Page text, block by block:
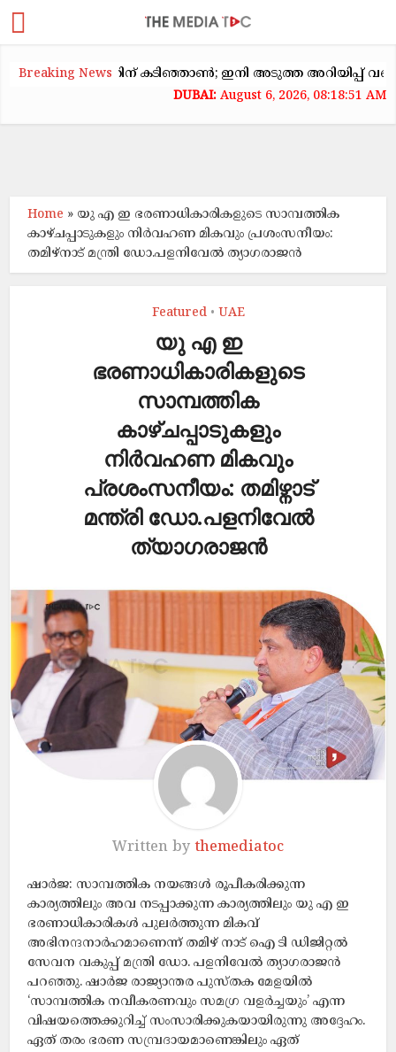
Breaking Newsകടിഞ്ഞാൺ; ഇനി അടുത്ത അറിയിപ്പ് വരെ
August 6, 2026, 08:18:51 AM
Home » യു എ ഇ ഭരണാധികാരികളുടെ സാമ്പത്തിക
കാഴ്ചപ്പാടുകളും നിർവഹണ മികവും പ്രശംസനീയം:
തമിഴ്നാട് മന്ത്രി ഡോ.പളനിവേൽ ത്യാഗരാജൻ
Featured • UAE
യു എ ഇ
ഭരണാധികാരികളുടെ
സാമ്പത്തിക
കാഴ്ചപ്പാടുകളും
നിർവഹണ മികവും
പ്രശംസനീയം: തമിഴ്നാട്
മന്ത്രി ഡോ.പളനിവേൽ
ത്യാഗരാജൻ
Written by themediatoc
ഷാർജ: സാമ്പത്തിക നയങ്ങൾ രൂപീകരിക്കുന്ന
കാര്യത്തിലും അവ നടപ്പാക്കുന്ന കാര്യത്തിലും യു എ ഇ
ഭരണാധികാരികൾ പുലർത്തുന്ന മികവ്
അഭിനന്ദനാർഹമാണെന്ന് തമിഴ് നാട് ഐ ടി ഡിജിറ്റൽ
സേവന വകുപ്പ് മന്ത്രി ഡോ. പളനിവേൽ ത്യാഗരാജൻ
പറഞ്ഞു. ഷാർജ രാജ്യാന്തര പുസ്തക മേളയിൽ
‘സാമ്പത്തിക നവീകരണവും സമഗ്ര വളർച്ചയും’ എന്ന
വിഷയത്തെക്കുറിച്ച് സംസാരിക്കുകയായിരുന്നു അദ്ദേഹം.
ഏത് തരം ഭരണ സമ്പ്രദായമാണെങ്കിലും ഏത്